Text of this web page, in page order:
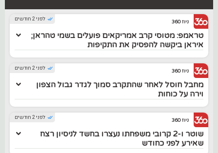
לפני 2 חודשים ניוז 360
טראמפ: מטוסי קרב אמריקאים פועלים בשמי טהראן;
איראן ביקשה להפסיק את התקיפות
לפני 2 חודשים ניוז 360
מחבל חוסל לאחר שהתקרב סמוך לגדר גבול הצפון
וירה על כוחות
לפני 2 חודשים ניוז 360
שוטר ו-2 קרובי משפחתו נעצרו בחשד לניסיון רצח
שאירע לפני כחודש